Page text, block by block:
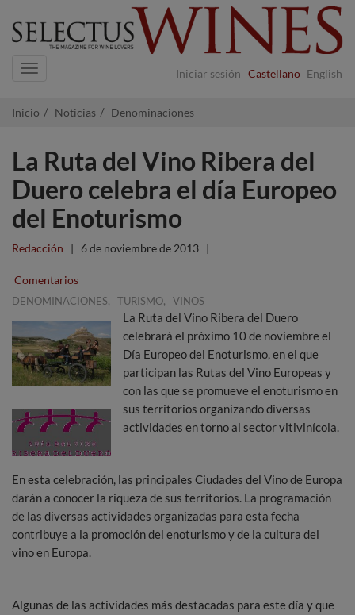
Iniciar sesión Castellano English
Navigation
Inicio Noticias Denominaciones
La Ruta del Vino Ribera del
Duero celebra el día Europeo
del Enoturismo
Redacción | 6 de noviembre de 2013 |
Comentarios
DENOMINACIONES, TURISMO, VINOS
La Ruta del Vino Ribera del Duero
celebrará el próximo 10 de noviembre el
Día Europeo del Enoturismo, en el que
participan las Rutas del Vino Europeas y
con las que se promueve el enoturismo en
sus territorios organizando diversas
actividades en torno al sector vitivinícola.
En esta celebración, las principales Ciudades del Vino de Europa
darán a conocer la riqueza de sus territorios. La programación
de las diversas actividades organizadas para esta fecha
contribuye a la promoción del enoturismo y de la cultura del
vino en Europa.
Algunas de las actividades más destacadas para este día y que